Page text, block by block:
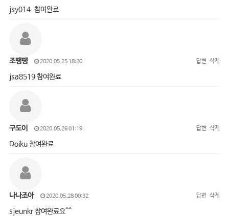
jsy014 참여완료
조땡땡 2020.05.25 18:20 답변 삭제
jsa8519 참여완료
구도이 2020.05.26 01:19 답변 삭제
Doiku 참여완료
나나조아 2020.05.28 00:32 답변 삭제
sjeunkr 참여완료요^^